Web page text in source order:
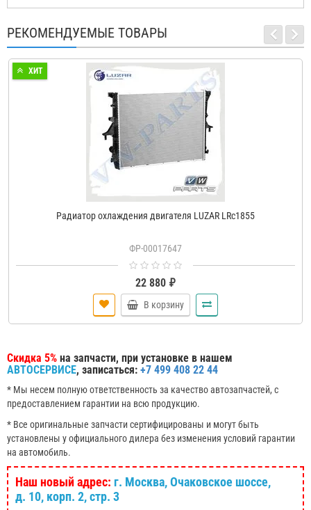
РЕКОМЕНДУЕМЫЕ ТОВАРЫ
ХИТ
Радиатор охлаждения двигателя LUZAR LRc1855
ФР-00017647
22 880 ₽
В корзину
Скидка 5% на запчасти, при установке в нашем
АВТОСЕРВИСЕ, записаться: +7 499 408 22 44
* Мы несем полную ответственность за качество автозапчастей, с
предоставлением гарантии на всю продукцию.
* Все оригинальные запчасти сертифицированы и могут быть
установлены у официального дилера без изменения условий гарантии
на автомобиль.
Наш новый адрес: г. Москва, Очаковское шоссе,
д. 10, корп. 2, стр. 3